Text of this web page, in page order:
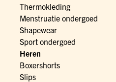
Thermokleding
Menstruatie ondergoed
Shapewear
Sport ondergoed
Heren
Boxershorts
Slips